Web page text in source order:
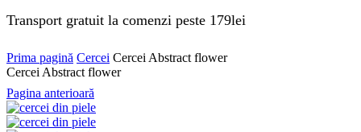
Transport gratuit la comenzi peste 179lei
Prima pagină Cercei Cercei Abstract flower
Cercei Abstract flower
Pagina anterioară